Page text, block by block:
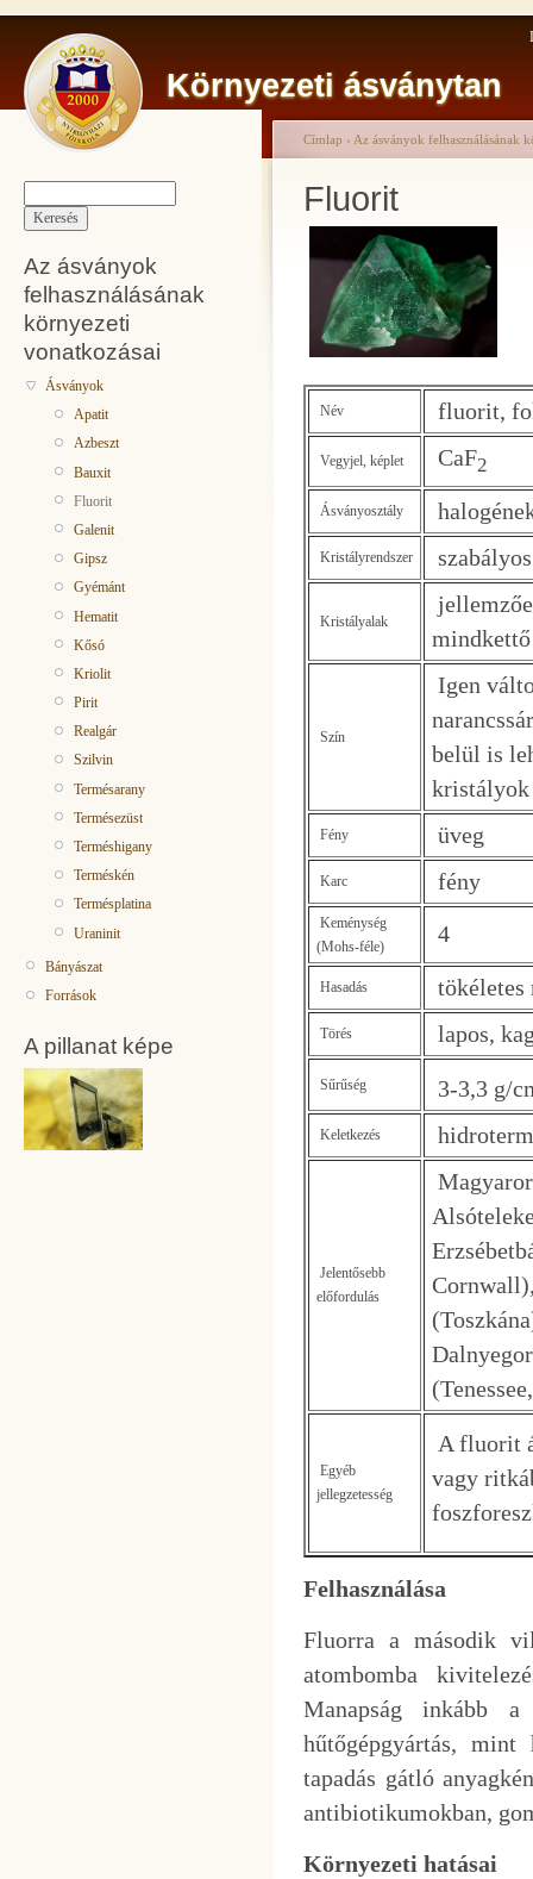
Környezeti ásványtan
Az ásványok
felhasználásának
környezeti
vonatkozásai
Ásványok
Apatit
Azbeszt
Bauxit
Fluorit
Galenit
Gipsz
Gyémánt
Hematit
Kősó
Kriolit
Pirit
Realgár
Szilvin
Termésarany
Termésezüst
Terméshigany
Terméskén
Termésplatina
Uraninit
Bányászat
Források
A pillanat képe
Címlap › Az ásványok felhasználásának
Fluorit
Név fluorit,
Vegyjel, képlet CaF2
Ásványosztály
Kristályrendszer szabályos
Kristályalak
mindkettő
Szín
Igen
belül is
kristályok
Fény üveg
Karc fény
Keménység
(Mohs-féle)
4
Hasadás tökéletes
Törés lapos,
Sűrűség 3-3,3 g/
Keletkezés
Jelentősebb
előfordulás
Egyéb
jellegzetesség
A fluorit
vagy
Felhasználása
Fluorra a második
atombomba
Manapság inkább
hűtőgépgyártás,
tapadás gátló
antibiotikumokban,
Környezeti hatásai